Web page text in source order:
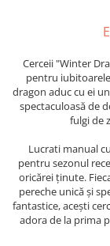
Tiny but Mighty
White Sensation
Cerceii "Winter
pentru
dragon aduc cu ei
spectaculoasă de
fulgi de
Lucrati manual
pentru sezonul
oricărei ținute.
pereche unică și
fantastice, acești
adora de la prima